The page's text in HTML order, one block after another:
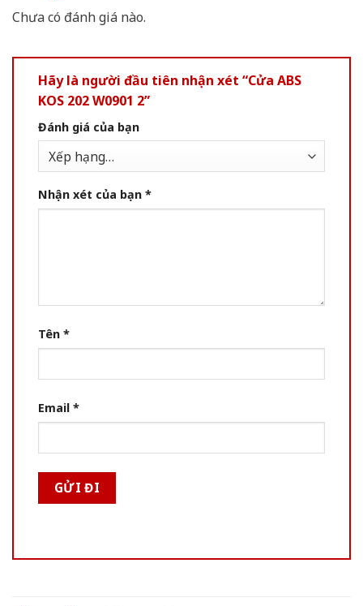
Chưa có đánh giá nào.
Hãy là người đầu tiên nhận xét “Cửa ABS
KOS 202 W0901 2”
Đánh giá của bạn
Nhận xét của bạn *
Tên *
Email *